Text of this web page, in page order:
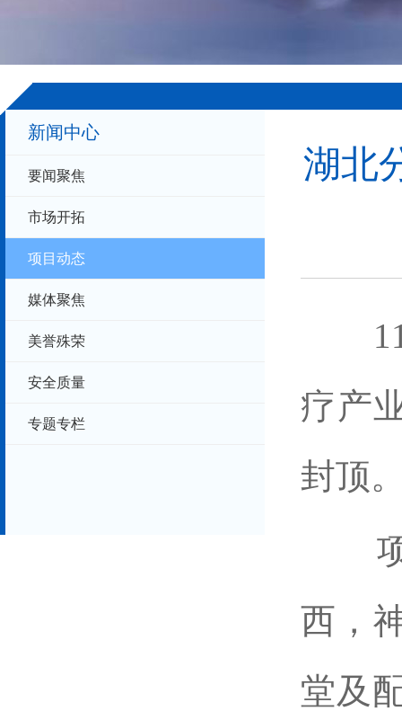
新闻中心
要闻聚焦
市场开拓
项目动态
媒体聚焦
美誉殊荣
安全质量
专题专栏
湖北
11
疗产
封顶
项
西，
堂及